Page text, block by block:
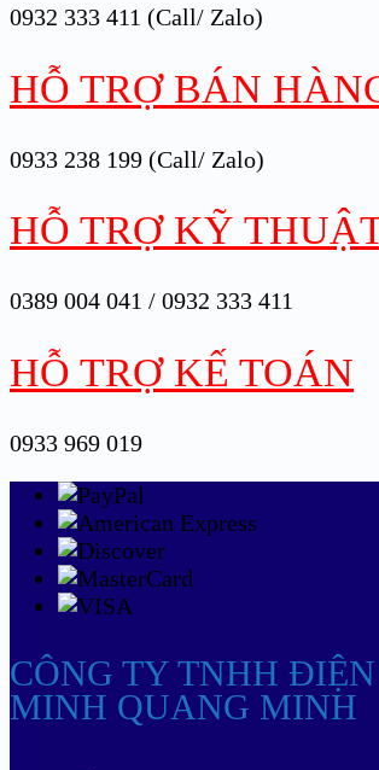
0932 333 411 (Call/ Zalo)
HỖ TRỢ BÁN
0933 238 199 (Call/ Zalo)
HỖ TRỢ KỸ
0389 004 041 / 0932 333 411
HỖ TRỢ KẾ TOÁN
0933 969 019
CÔNG TY TNHH
MINH QUANG MINH